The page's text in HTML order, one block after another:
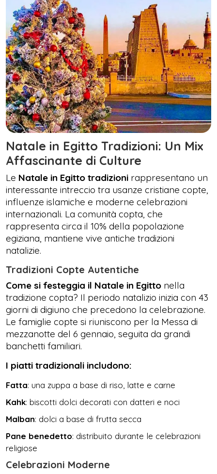
Natale in Egitto Tradizioni: Un Mix
Affascinante di Culture
Le Natale in Egitto tradizioni rappresentano un
interessante intreccio tra usanze cristiane copte,
influenze islamiche e moderne celebrazioni
internazionali. La comunità copta, che
rappresenta circa il 10% della popolazione
egiziana, mantiene vive antiche tradizioni
natalizie.
Tradizioni Copte Autentiche
Come si festeggia il Natale in Egitto nella
tradizione copta? Il periodo natalizio inizia con 43
giorni di digiuno che precedono la celebrazione.
Le famiglie copte si riuniscono per la Messa di
mezzanotte del 6 gennaio, seguita da grandi
banchetti familiari.
I piatti tradizionali includono:
Fatta: una zuppa a base di riso, latte e carne
Kahk: biscotti dolci decorati con datteri e noci
Malban: dolci a base di frutta secca
Pane benedetto: distribuito durante le celebrazioni
religiose
Celebrazioni Moderne